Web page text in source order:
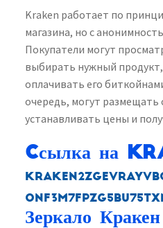
Kraken работает по
магазина, но с
Покупатели могут
выбирать нужный
оплачивать его
очередь, могут размещать
устанавливать цены и
Cсылка на
Зеркало